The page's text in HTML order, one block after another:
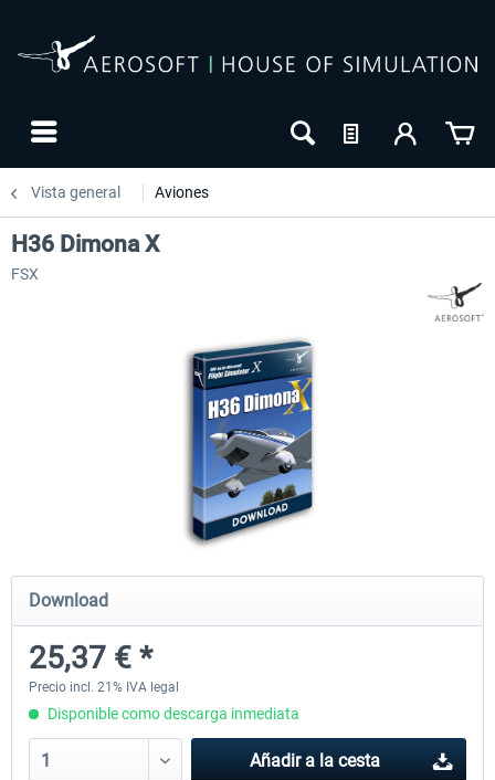
Vista general Aviones
Airbus Bundle
53,21 € *
iFly Jets-The 737NG for
H36 Dimona X
FSX
Download
25,37 € *
Precio incl. 21% IVA legal
Disponible como descarga inmediata
Añadir a la cesta